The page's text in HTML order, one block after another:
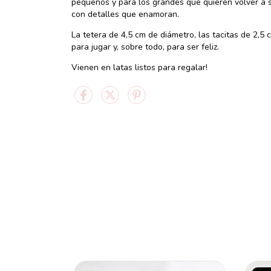
con detalles que enamoran.
La tetera de 4,5 cm de diámetro, las tacitas de
para jugar y, sobre todo, para ser feliz.
Vienen en latas listos para regalar!